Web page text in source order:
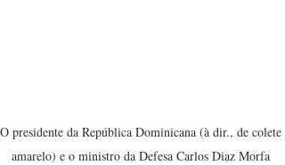
O presidente da República Dominicana (à dir., de colete
amarelo) e o ministro da Defesa Carlos Diaz Morfa